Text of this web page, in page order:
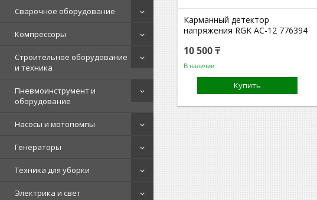
Сварочное оборудование
Компрессоры
Строительное оборудование
и техника
Пневмоинструмент и
оборудование
Насосы и мотопомпы
Генераторы
Техника для уборки
Электрика и свет
Карманный детектор
напряжения RGK AC-12 776394
10 500 ₸
В наличии
Купить